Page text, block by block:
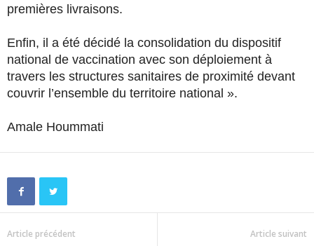
premières livraisons.
Enfin, il a été décidé la consolidation du dispositif
national de vaccination avec son déploiement à
travers les structures sanitaires de proximité devant
couvrir l’ensemble du territoire national ».
Amale Hoummati
Article précédent Article suivant